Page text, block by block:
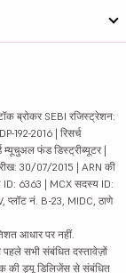
ब्रोकर SEBI रजिस्ट्रेशन:
192-2016 | रिसर्च
फंड डिस्ट्रीब्यूटर |
30/07/2015 | ARN की
ID: 6363 | MCX सदस्य ID:
प्लॉट नं. B-23, MIDC, ठाणे
आधार पर नहीं.
पहले सभी संबंधित दस्तावेज़ों
की ड्यू डिलिजेंस से संबंधित